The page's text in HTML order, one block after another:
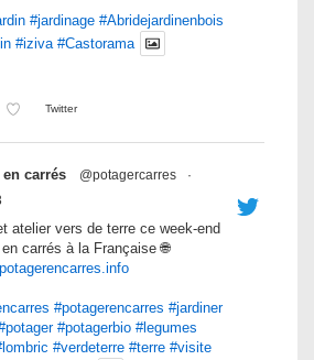
#jardinage #Abridejardinenbois
#iziva #Castorama
Twitter
en carrés @potagercarres
·
atelier vers de terre ce week-end
carrés à la Française 🌐
#potagerencarres #jardiner
#potagerbio #legumes
#verdeterre #terre #visite